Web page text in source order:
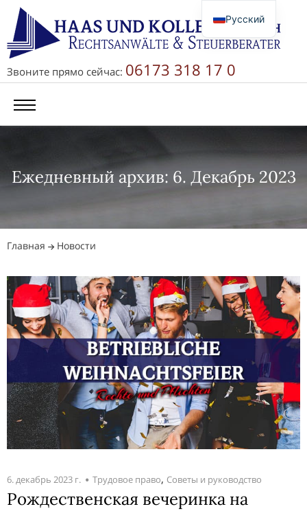
Звоните прямо сейчас: 06173 318 17 0
Ежедневный архив: 6. Декабрь 2023
Главная Новости
6. декабрь 2023 г. Трудовое право, Советы и руководство
Рождественская вечеринка на
Русский
Deutsch
English
简体中文